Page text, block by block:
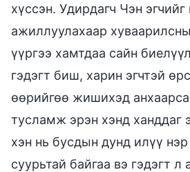
хүссэн. Удирдагч Чэн
ажиллуулахаар
үүргээ хамтдаа сайн
гэдэгт биш, харин эгчтэй
өөрийгөө жишихэд
тусламж эрэн хэнд ханддаг
хэн нь бусдын дунд илүү
суурьтай байгаа вэ гэдэгт